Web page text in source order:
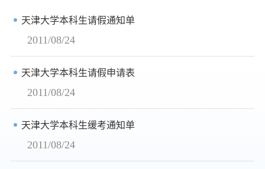
天津大学本科生请假通知单
2011/08/24
天津大学本科生请假申请表
2011/08/24
天津大学本科生缓考通知单
2011/08/24